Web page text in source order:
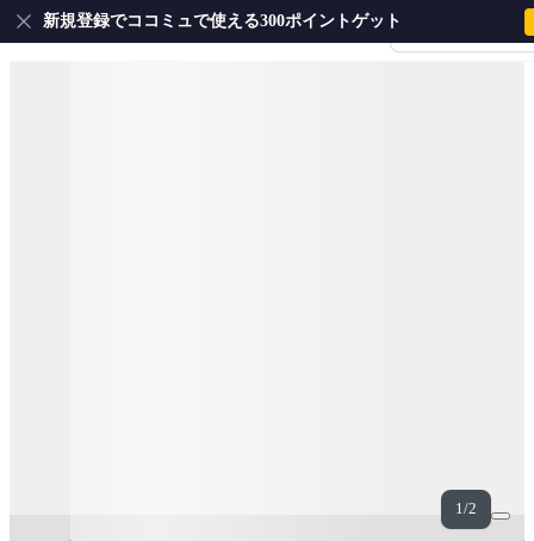
会員登録・ログイ
新規登録でココミュで使える300ポイントゲット
1/2